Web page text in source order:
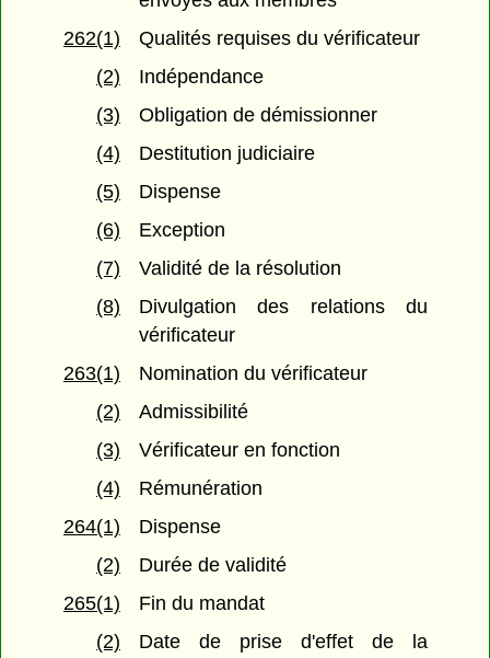
262(1)
Qualités requises du vérificateur
(2)
Indépendance
(3)
Obligation de démissionner
(4)
Destitution judiciaire
(5)
Dispense
(6)
Exception
(7)
Validité de la résolution
(8)
Divulgation des relations du
vérificateur
263(1)
Nomination du vérificateur
(2)
Admissibilité
(3)
Vérificateur en fonction
(4)
Rémunération
264(1)
Dispense
(2)
Durée de validité
265(1)
Fin du mandat
(2)
Date de prise d'effet de la